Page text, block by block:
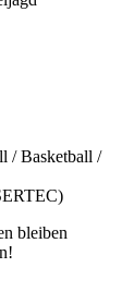
/ Basketball /
bleiben